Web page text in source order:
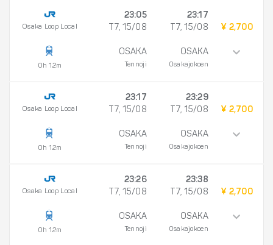
Osaka Loop Local
0h 12m
23:05
T7, 15/08
OSAKA
Tennoji
23:17
T7, 15/08
OSAKA
Osakajokoen
¥ 2,700
Osaka Loop Local
0h 12m
23:17
T7, 15/08
OSAKA
Tennoji
23:29
T7, 15/08
OSAKA
Osakajokoen
¥ 2,700
Osaka Loop Local
0h 12m
23:26
T7, 15/08
OSAKA
Tennoji
23:38
T7, 15/08
OSAKA
Osakajokoen
¥ 2,700